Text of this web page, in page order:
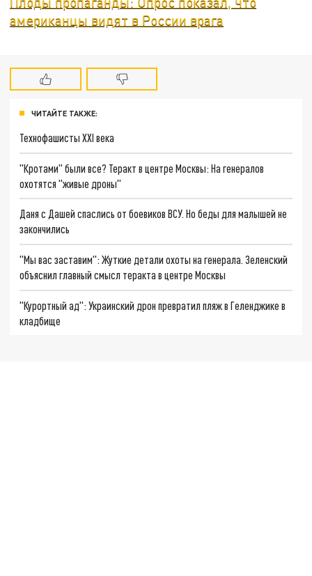
американцы видят в России врага
ЧИТАЙТЕ ТАКЖЕ:
Технофашисты XXI века
"Кротами" были все? Теракт в центре Москвы: На генералов
охотятся "живые дроны"
Даня с Дашей спаслись от боевиков ВСУ. Но беды для малышей не
закончились
"Мы вас заставим": Жуткие детали охоты на генерала. Зеленский
объяснил главный смысл теракта в центре Москвы
"Курортный ад": Украинский дрон превратил пляж в Геленджике в
кладбище